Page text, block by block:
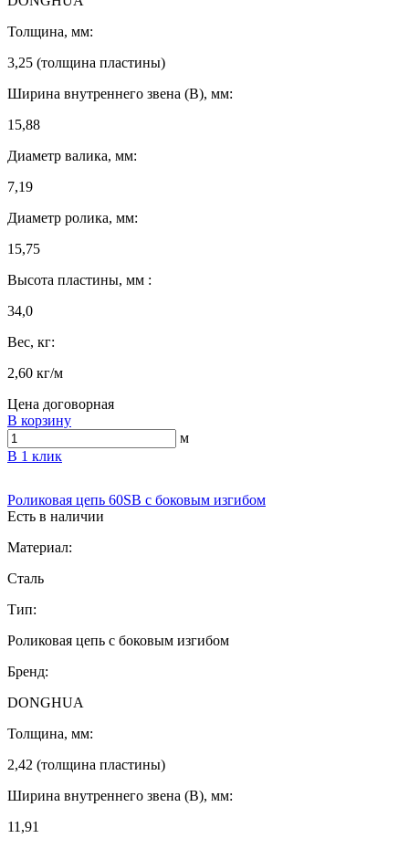
Толщина, мм:
3,25 (толщина пластины)
Ширина внутреннего звена (B), мм:
15,88
Диаметр валика, мм:
7,19
Диаметр ролика, мм:
15,75
Высота пластины, мм :
34,0
Вес, кг:
2,60 кг/м
Цена договорная
В корзину
м
В 1 клик
Роликовая цепь 60SB с боковым изгибом
Есть в наличии
Материал:
Сталь
Тип:
Роликовая цепь с боковым изгибом
Бренд:
DONGHUA
Толщина, мм:
2,42 (толщина пластины)
Ширина внутреннего звена (B), мм:
11,91